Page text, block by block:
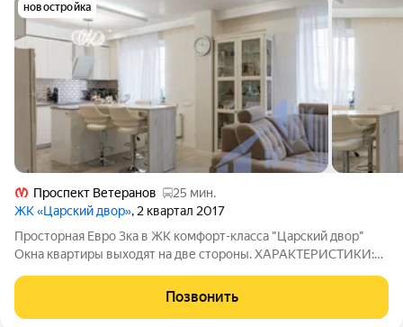
новостройка
Проспект Ветеранов
25 мин.
ЖК «Царский двор», 2 квартал 2017
Просторная Евро 3ка в ЖК комфорт-класса "Царский двор"
Окна квартиры выходят на две стороны. ХАРАКТЕРИСТИКИ:
+ 12,7 Гардеробная 2 санузла высота потолков 2,75 м Балкон +
лоджия
Позвонить